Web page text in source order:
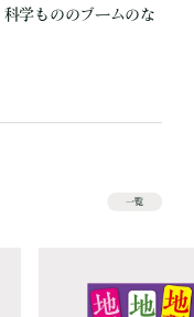
学もののブームのな
一覧